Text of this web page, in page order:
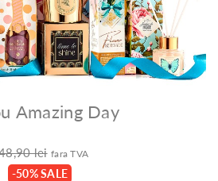
Amazing Day
lei fara TVA
-50% SALE